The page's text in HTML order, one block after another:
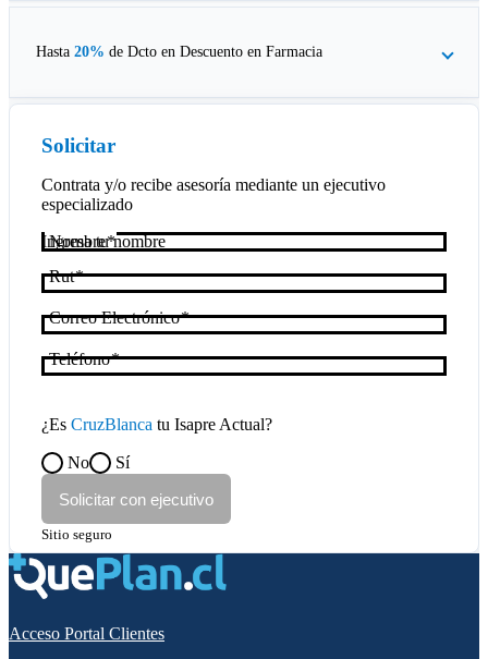
Hasta 20% de Dcto en Descuento en Farmacia
Solicitar
Contrata y/o recibe asesoría mediante un ejecutivo
especializado
Nombre
Rut
Correo Electrónico
Teléfono
¿Es CruzBlanca tu Isapre Actual?
No
Sí
Solicitar con ejecutivo
Sitio seguro
Acceso Portal Clientes